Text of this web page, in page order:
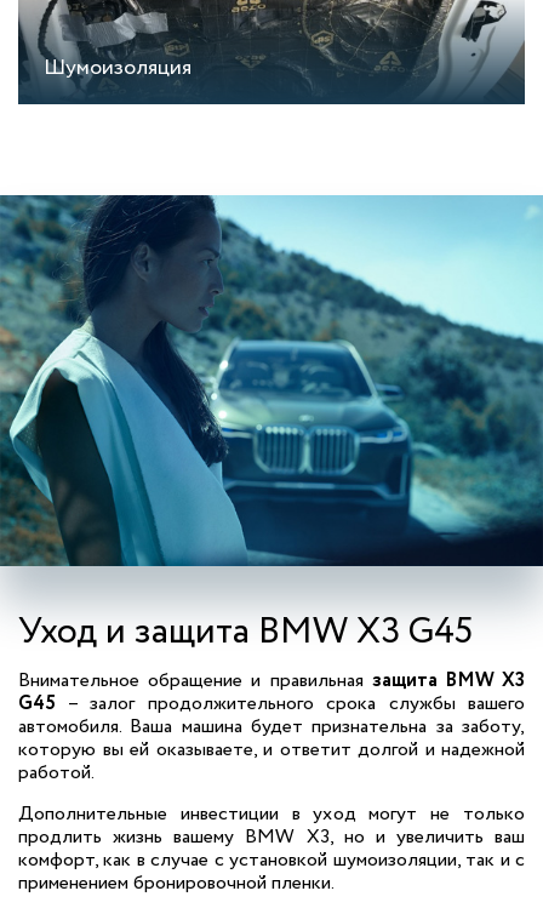
Шумоизоляция
Уход и защита BMW X3 G45
Внимательное обращение и правильная защита BMW X3
G45 – залог продолжительного срока службы вашего
автомобиля. Ваша машина будет признательна за заботу,
которую вы ей оказываете, и ответит долгой и надежной
работой.
Дополнительные инвестиции в уход могут не только
продлить жизнь вашему BMW X3, но и увеличить ваш
комфорт, как в случае с установкой шумоизоляции, так и с
применением бронировочной пленки.